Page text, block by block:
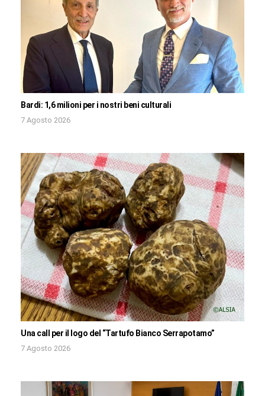
Bardi: 1,6 milioni per i nostri beni culturali
7 Agosto 2026
Una call per il logo del “Tartufo Bianco Serrapotamo”
7 Agosto 2026